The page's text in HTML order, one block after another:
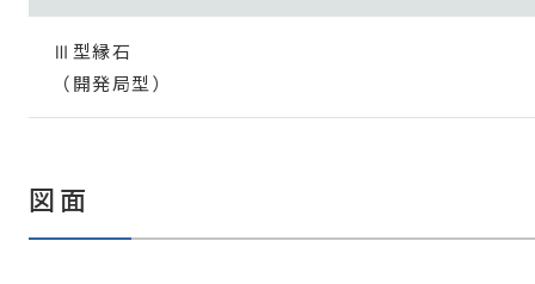
Ⅲ型縁石
（開発局型）
図面